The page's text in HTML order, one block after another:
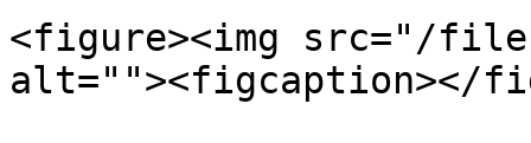
<figure><img src="/files/
alt=""><figcaption></